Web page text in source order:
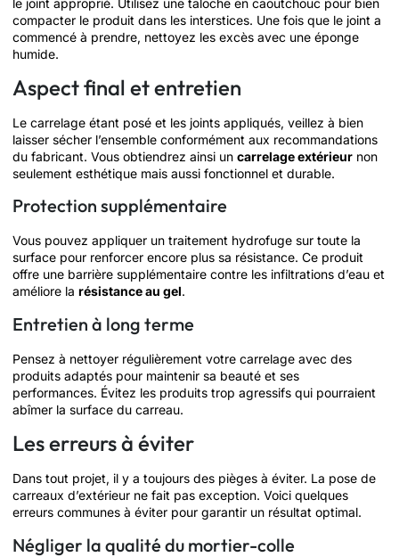
compacter le produit dans les interstices. Une fois que le joint a
commencé à prendre, nettoyez les excès avec une éponge
humide.
Aspect final et entretien
Le carrelage étant posé et les joints appliqués, veillez à bien
laisser sécher l’ensemble conformément aux recommandations
du fabricant. Vous obtiendrez ainsi un carrelage extérieur non
seulement esthétique mais aussi fonctionnel et durable.
Protection supplémentaire
Vous pouvez appliquer un traitement hydrofuge sur toute la
surface pour renforcer encore plus sa résistance. Ce produit
offre une barrière supplémentaire contre les infiltrations d’eau et
améliore la résistance au gel.
Entretien à long terme
Pensez à nettoyer régulièrement votre carrelage avec des
produits adaptés pour maintenir sa beauté et ses
performances. Évitez les produits trop agressifs qui pourraient
abîmer la surface du carreau.
Les erreurs à éviter
Dans tout projet, il y a toujours des pièges à éviter. La pose de
carreaux d’extérieur ne fait pas exception. Voici quelques
erreurs communes à éviter pour garantir un résultat optimal.
Négliger la qualité du mortier-colle